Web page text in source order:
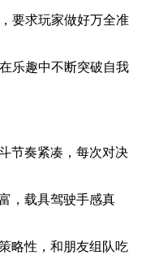
要求玩家做好万全准
乐趣中不断突破自我
节奏紧凑，每次对决
，载具驾驶手感真
略性，和朋友组队吃